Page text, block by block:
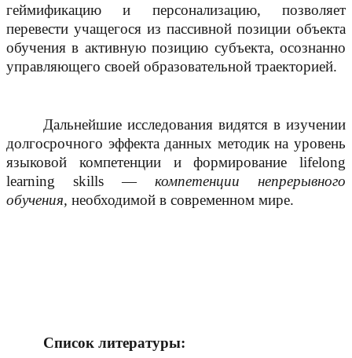
геймификацию и персонализацию, позволяет
перевести учащегося из пассивной позиции объекта
обучения в активную позицию субъекта, осознанно
управляющего своей образовательной траекторией.
Дальнейшие исследования видятся в изучении
долгосрочного эффекта данных методик на уровень
языковой компетенции и формирование lifelong
learning skills — компетенции непрерывного
обучения, необходимой в современном мире.
Список литературы: